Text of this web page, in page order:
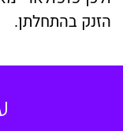
הזנק בהתחלתן.